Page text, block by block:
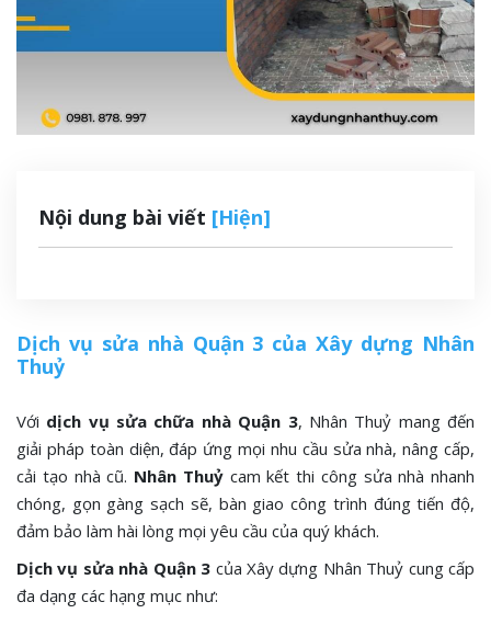
Nội dung bài viết [Hiện]
Dịch vụ sửa nhà Quận 3 của Xây dựng Nhân
Thuỷ
Với dịch vụ sửa chữa nhà Quận 3, Nhân Thuỷ mang đến
giải pháp toàn diện, đáp ứng mọi nhu cầu sửa nhà, nâng cấp,
cải tạo nhà cũ. Nhân Thuỷcam kết thi công sửa nhà nhanh
chóng, gọn gàng sạch sẽ, bàn giao công trình đúng tiến độ,
đảm bảo làm hài lòng mọi yêu cầu của quý khách.
Dịch vụ sửa nhà Quận 3 của Xây dựng Nhân Thuỷ cung cấp
đa dạng các hạng mục như: